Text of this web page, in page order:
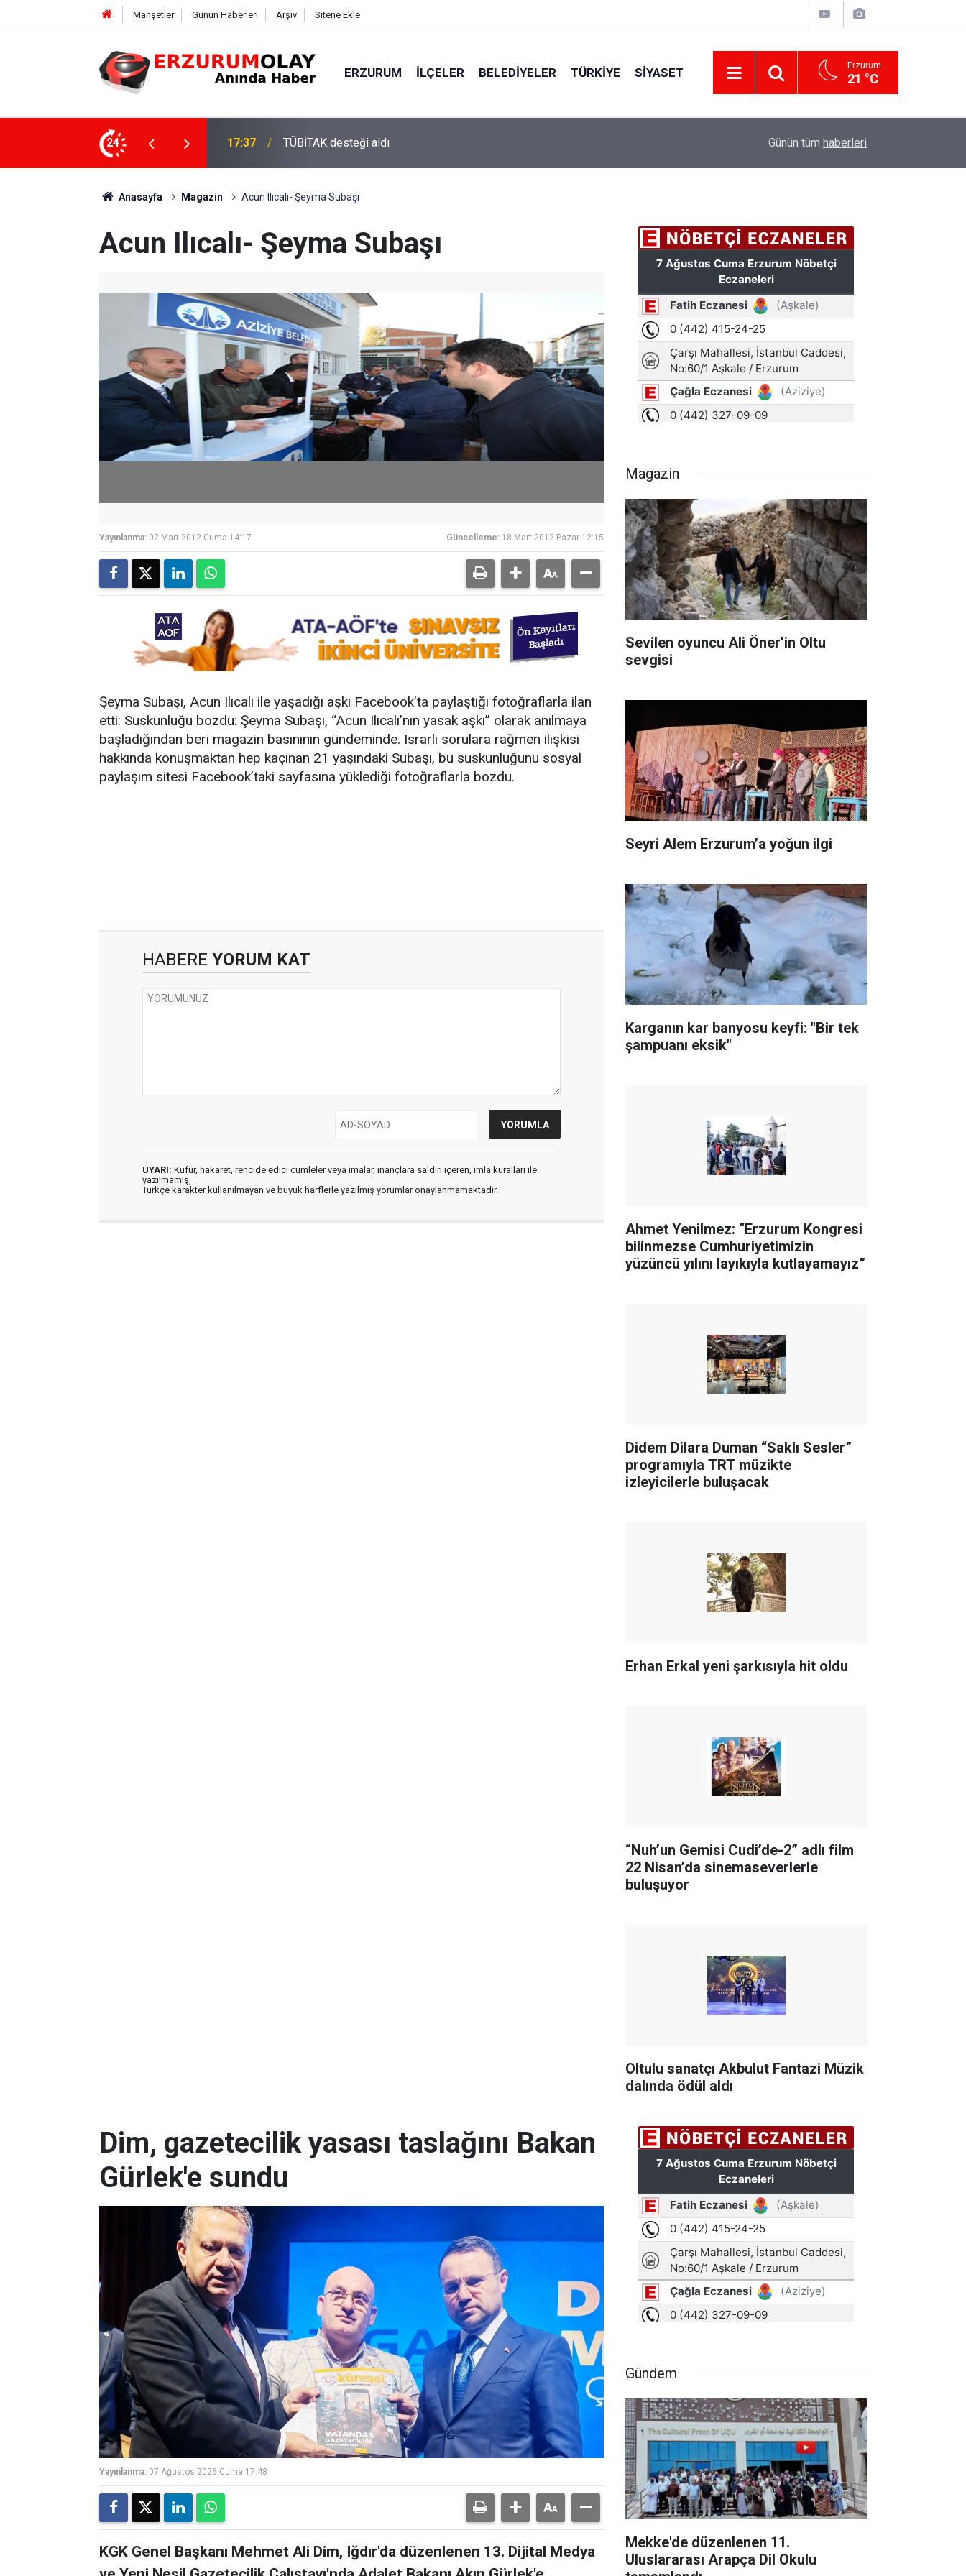
Manşetler Günün Haberleri Arşiv Sitene Ekle
ERZURUM İLÇELER BELEDIYELER TÜRKIYE SIYASET Erzurum
21 °C
24 17:37 TÜBİTAK desteği aldı Erzurum’da gıda ve yem işletmelerine sıkı
Günün tüm haberleri
Anasayfa Magazin Acun Ilıcalı- Şeyma Subaşı
Acun Ilıcalı- Şeyma Subaşı
Yayınlanma: 02 Mart 2012 Cuma 14:17 Güncelleme: 18 Mart 2012 Pazar 12:15
Şeyma Subaşı, Acun Ilıcalı ile yaşadığı aşkı Facebook’ta paylaştığı fotoğraflarla ilan
etti: Suskunluğu bozdu: Şeyma Subaşı, “Acun Ilıcalı’nın yasak aşkı” olarak anılmaya
başladığından beri magazin basınının gündeminde. Israrlı sorulara rağmen ilişkisi
hakkında konuşmaktan hep kaçınan 21 yaşındaki Subaşı, bu suskunluğunu sosyal
paylaşım sitesi Facebook’taki sayfasına yüklediği fotoğraflarla bozdu.
HABERE YORUM KAT
UYARI: Küfür, hakaret, rencide edici cümleler veya imalar, inançlara saldırı içeren, imla kuralları ile
yazılmamış,
Türkçe karakter kullanılmayan ve büyük harflerle yazılmış yorumlar onaylanmamaktadır.
Magazin
Sevilen oyuncu Ali Öner’in Oltu
sevgisi
Seyri Alem Erzurum’a yoğun ilgi
Karganın kar banyosu keyfi: "Bir tek
şampuanı eksik"
Ahmet Yenilmez: “Erzurum Kongresi
bilinmezse Cumhuriyetimizin
yüzüncü yılını layıkıyla kutlayamayız”
Didem Dilara Duman “Saklı Sesler”
programıyla TRT müzikte
izleyicilerle buluşacak
Erhan Erkal yeni şarkısıyla hit oldu
“Nuh’un Gemisi Cudi’de-2” adlı film
22 Nisan’da sinemaseverlerle
buluşuyor
Oltulu sanatçı Akbulut Fantazi Müzik
dalında ödül aldı
Dim, gazetecilik yasası taslağını Bakan
Gürlek'e sundu
Yayınlanma: 07 Ağustos 2026 Cuma 17:48
KGK Genel Başkanı Mehmet Ali Dim, Iğdır'da düzenlenen 13. Dijital Medya
Gündem
Mekke'de düzenlenen 11.
Uluslararası Arapça Dil Okulu